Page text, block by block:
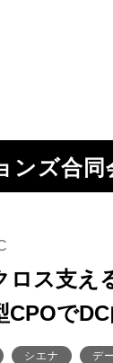
ンズ合同
ロス支
CPOで
シエナ デ